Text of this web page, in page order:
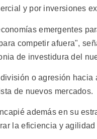
y por inversiones
emergentes
competir afuera",
de investidura del
o agresión
de nuevos mercados.
además en su
la eficiencia y